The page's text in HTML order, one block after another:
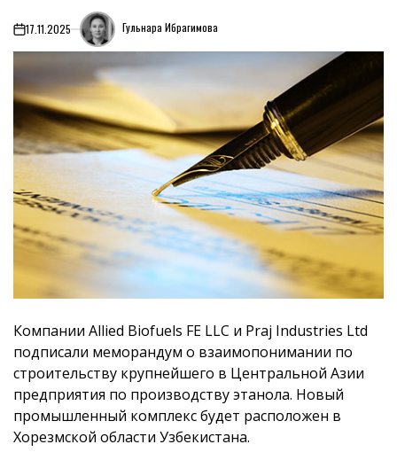
on17.11.2025 Гульнара Ибрагимова
Компании Allied Biofuels FE LLC и Praj Industries Ltd
подписали меморандум о взаимопонимании по
строительству крупнейшего в Центральной Азии
предприятия по производству этанола. Новый
промышленный комплекс будет расположен в
Хорезмской области Узбекистана.